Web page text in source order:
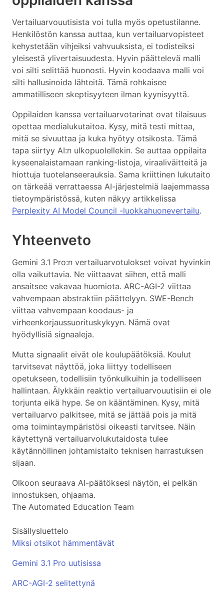
Vertailuarvouutisista voi tulla myös opetustilanne.
Henkilöstön kanssa auttaa, kun vertailuarvopisteet
kehystetään vihjeiksi vahvuuksista, ei todisteiksi
yleisestä ylivertaisuudesta. Hyvin päättelevä malli
voi silti selittää huonosti. Hyvin koodaava malli voi
silti hallusinoida lähteitä. Tämä rohkaisee
ammatilliseen skeptisyyteen ilman kyynisyyttä.
Oppilaiden kanssa vertailuarvotarinat ovat tilaisuus
opettaa medialukutaitoa. Kysy, mitä testi mittaa,
mitä se sivuuttaa ja kuka hyötyy otsikosta. Tämä
tapa siirtyy AI:n ulkopuolellekin. Se auttaa oppilaita
kyseenalaistamaan ranking-listoja, viraaliväitteitä ja
hiottuja tuotelanseerauksia. Sama kriittinen lukutaito
on tärkeää verrattaessa AI-järjestelmiä laajemmassa
tietoympäristössä, kuten näkyy artikkelissa
Perplexity AI Model Council -luokkahuonevertailu.
Yhteenveto
Gemini 3.1 Pro:n vertailuarvotulokset voivat hyvinkin
olla vaikuttavia. Ne viittaavat siihen, että malli
ansaitsee vakavaa huomiota. ARC-AGI-2 viittaa
vahvempaan abstraktiin päättelyyn. SWE-Bench
viittaa vahvempaan koodaus- ja
virheenkorjaussuorituskykyyn. Nämä ovat
hyödyllisiä signaaleja.
Mutta signaalit eivät ole koulupäätöksiä. Koulut
tarvitsevat näyttöä, joka liittyy todelliseen
opetukseen, todellisiin työnkulkuihin ja todelliseen
hallintaan. Älykkäin reaktio vertailuarvouutisiin ei ole
torjunta eikä hype. Se on kääntäminen. Kysy, mitä
vertailuarvo palkitsee, mitä se jättää pois ja mitä
oma toimintaympäristösi oikeasti tarvitsee. Näin
käytettynä vertailuarvolukutaidosta tulee
käytännöllinen johtamistaito teknisen harrastuksen
sijaan.
Olkoon seuraava AI-päätöksesi näytön, ei pelkän
innostuksen, ohjaama.
The Automated Education Team
Sisällysluettelo
Miksi otsikot hämmentävät
Gemini 3.1 Pro uutisissa
ARC-AGI-2 selitettynä